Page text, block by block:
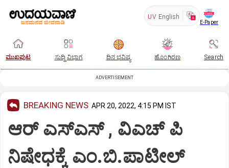
UV English
E-Paper
ಮುಖಪುಟ ಸುದ್ದಿ ವಿಭಾಗ ದಿನ ಭವಿಷ್ಯ ಹೊಂಗಿರಣ Search
ADVERTISEMENT
BREAKING NEWS APR 20, 2022, 4:15 PM IST
ಆರ್ ಎಸ್ಎಸ್ , ವಿಎಚ್ ಪಿ
ನಿಷೇಧಕ್ಕೆ ಎಂ.ಬಿ.ಪಾಟೀಲ್